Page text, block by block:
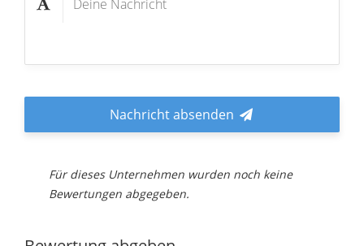
Nachricht absenden
Für dieses Unternehmen wurden noch keine
Bewertungen abgegeben.